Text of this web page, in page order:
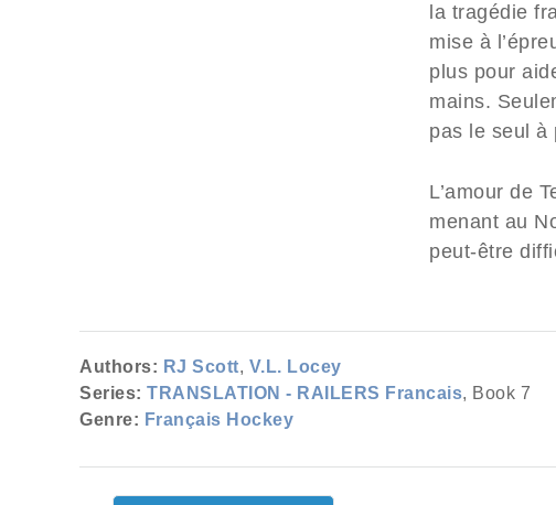
la tragédie
mise à
plus pour
mains.
pas le seul à
L’amour de
menant au
peut-être
Authors: RJ Scott, V.L. Locey
Series: TRANSLATION - RAILERS Francais, Book 7
Genre: Français Hockey